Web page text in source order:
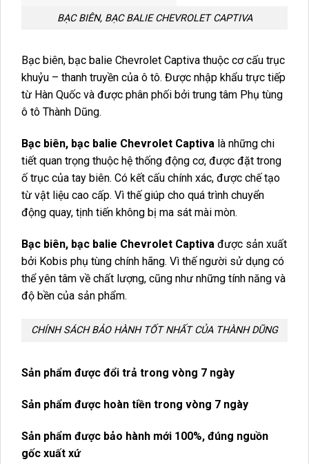
BẠC BIÊN, BẠC BALIE CHEVROLET CAPTIVA
Bạc biên, bạc balie Chevrolet Captiva thuộc cơ cấu trục
khuỷu – thanh truyền của ô tô. Được nhập khẩu trực tiếp
từ Hàn Quốc và được phân phối bởi trung tâm Phụ tùng
ô tô Thành Dũng.
Bạc biên, bạc balie Chevrolet Captiva là những chi
tiết quan trọng thuộc hệ thống động cơ, được đặt trong
ố trục của tay biên. Có kết cấu chính xác, được chế tạo
từ vật liệu cao cấp. Vì thế giúp cho quá trình chuyển
động quay, tịnh tiến không bị ma sát mài mòn.
Bạc biên, bạc balie Chevrolet Captiva được sản xuất
bởi Kobis phụ tùng chính hãng. Vì thế người sử dụng có
thể yên tâm về chất lượng, cũng như những tính năng và
độ bền của sản phẩm.
CHÍNH SÁCH BẢO HÀNH TỐT NHẤT CỦA THÀNH DŨNG
Sản phẩm được đổi trả trong vòng 7 ngày
Sản phẩm được hoàn tiền trong vòng 7 ngày
Sản phẩm được bảo hành mới 100%, đúng nguồn
gốc xuất xứ